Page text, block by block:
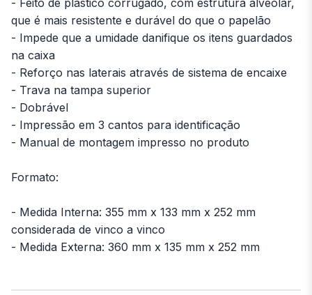
- Feito de plástico corrugado, com estrutura alveolar,
que é mais resistente e durável do que o papelão
- Impede que a umidade danifique os itens guardados
na caixa
- Reforço nas laterais através de sistema de encaixe
- Trava na tampa superior
- Dobrável
- Impressão em 3 cantos para identificação
- Manual de montagem impresso no produto
Formato:
- Medida Interna: 355 mm x 133 mm x 252 mm
considerada de vinco a vinco
- Medida Externa: 360 mm x 135 mm x 252 mm